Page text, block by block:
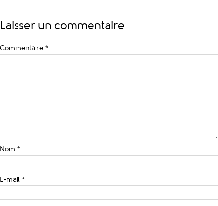
Laisser un commentaire
Commentaire *
Nom *
E-mail *